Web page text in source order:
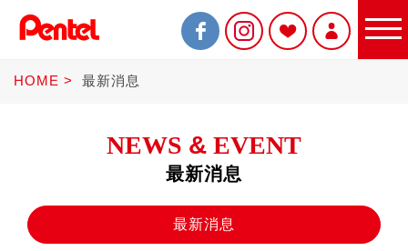
限定商品
HOME 最新消息
NEWS & EVENT
最新消息
最新消息